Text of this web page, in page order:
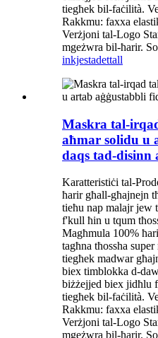
tiegħek bil-faċilità.
Rakkmu: faxxa
Verżjoni tal-Logo
mgeżwra bil-ħarir.
inkjestadettall
Maskra tal-
aħmar solidu u
daqs tad-disinn
Karatteristiċi tal-
ħarir għall-għajnejn
tieħu nap malajr
f'kull ħin u tqum
Magħmula 100%
tagħna tħossha
tiegħek madwar
biex timblokka d-
biżżejjed biex jidħlu
tiegħek bil-faċilità.
Rakkmu: faxxa
Verżjoni tal-Logo
mgeżwra bil-ħarir.